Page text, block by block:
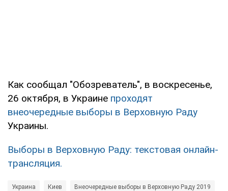
Как сообщал "Обозреватель", в воскресенье,
26 октября, в Украине проходят
внеочередные выборы в Верховную Раду
Украины.
Выборы в Верховную Раду: текстовая онлайн-
трансляция.
Украина Киев Внеочередные выборы в Верховную Раду 2019